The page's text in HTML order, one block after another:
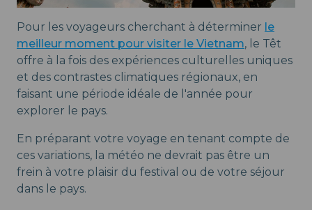
Pour les voyageurs cherchant à déterminer le
meilleur moment pour visiter le Vietnam, le Têt
offre à la fois des expériences culturelles uniques
et des contrastes climatiques régionaux, en
faisant une période idéale de l'année pour
explorer le pays.
En préparant votre voyage en tenant compte de
ces variations, la météo ne devrait pas être un
frein à votre plaisir du festival ou de votre séjour
dans le pays.